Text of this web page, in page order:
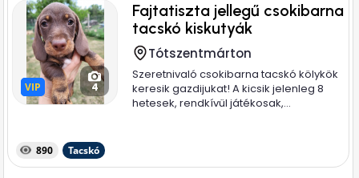
VIP
VIP 4
Fajtatiszta jellegű csokibarna
tacskó kiskutyák
Tótszentmárton
Szeretnivaló csokibarna tacskó kölykök
keresik gazdijukat! A kicsik jelenleg 8
hetesek, rendkívül játékosak,...
890 Tacskó